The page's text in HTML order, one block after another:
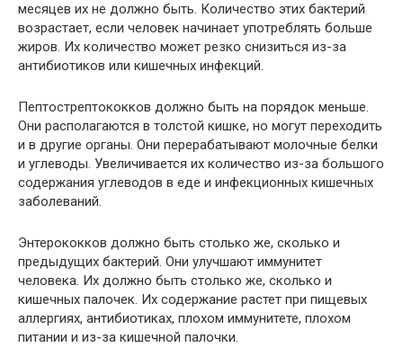
месяцев их не должно быть. Количество этих бактерий
возрастает, если человек начинает употреблять больше
жиров. Их количество может резко снизиться из-за
антибиотиков или кишечных инфекций.
Пептострептококков должно быть на порядок меньше.
Они располагаются в толстой кишке, но могут переходить
и в другие органы. Они перерабатывают молочные белки
и углеводы. Увеличивается их количество из-за большого
содержания углеводов в еде и инфекционных кишечных
заболеваний.
Энтерококков должно быть столько же, сколько и
предыдущих бактерий. Они улучшают иммунитет
человека. Их должно быть столько же, сколько и
кишечных палочек. Их содержание растет при пищевых
аллергиях, антибиотиках, плохом иммунитете, плохом
питании и из-за кишечной палочки.